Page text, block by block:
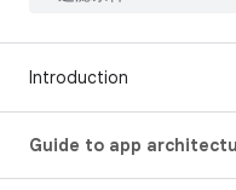
Introduction
Guide to app